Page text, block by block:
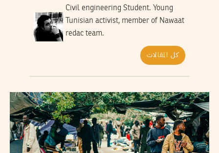
Civil engineering Student. Young
Tunisian activist, member of Nawaat
redac team.
كل المقالات